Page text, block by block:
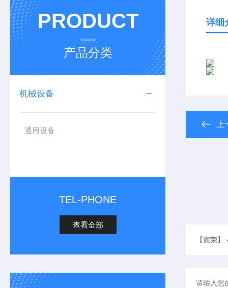
PRODUCT
产品分类
机械设备
通用设备
TEL-PHONE
查看全部
详细